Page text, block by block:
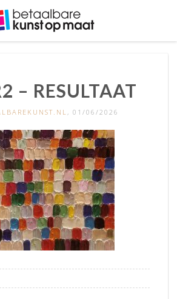
– RESULTAAT
, 01/06/2026
bij
10 gebaseerd op 2045 reviews.